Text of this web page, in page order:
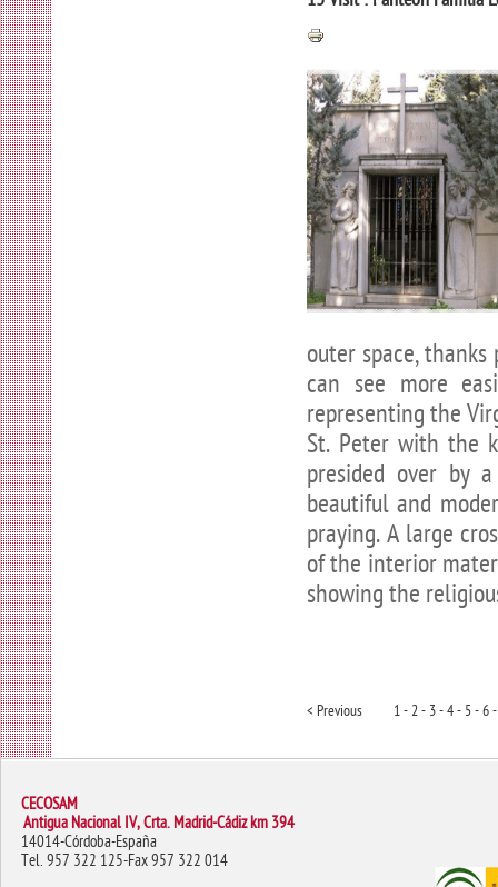
outer space,
can see more
representing the
St. Peter with the
presided over by
beautiful and
praying. A large
of the interior
showing the
< Previous 1 -2 -3 -4 -5 -6 -
CECOSAM
Antigua Nacional IV, Crta. Madrid-Cádiz km 394
14014-Córdoba-España
Tel. 957 322 125-Fax 957 322 014